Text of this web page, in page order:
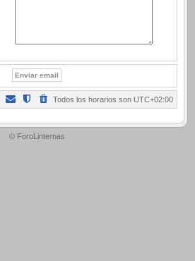
Todos los horarios son UTC+02:00
© ForoLinternas